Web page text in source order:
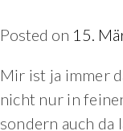
Posted on 15.
Mir ist ja immer
nicht nur in
sondern auch da